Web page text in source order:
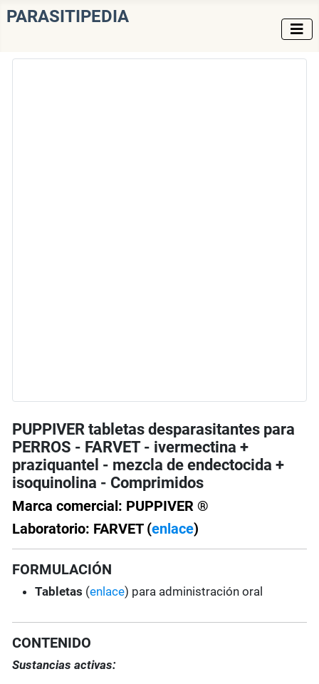
PARASITIPEDIA
PUPPIVER tabletas desparasitantes para
PERROS - FARVET - ivermectina +
praziquantel - mezcla de endectocida +
isoquinolina - Comprimidos
Marca comercial: PUPPIVER ®
Laboratorio: FARVET (enlace)
FORMULACIÓN
Tabletas (enlace) para administración oral
CONTENIDO
Sustancias activas: